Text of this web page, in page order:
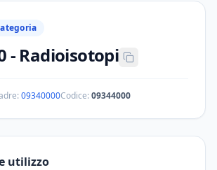
- Radioisotopi
09340000Codice:09344000
utilizzo